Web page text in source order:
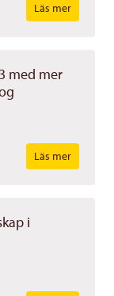
Läs mer
med mer
Läs mer
i